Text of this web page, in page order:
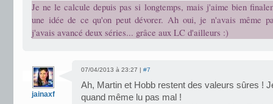
Je ne le calcule depuis pas si longtemps, mais j'aime bien
une idée de ce qu'on peut dévorer. Ah oui, je n'avais même
j'avais avancé deux séries... grâce aux LC d'ailleurs :)
jainaxf
07/04/2013 à 23:27 | #7
Ah, Martin et Hobb restent des valeurs sûres !
quand même lu pas mal !